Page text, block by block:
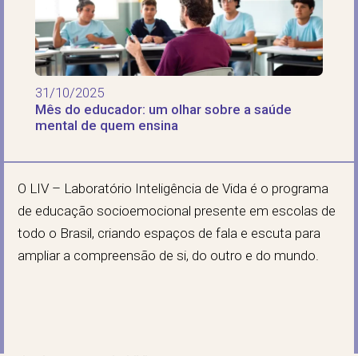
31/10/2025
Mês do educador: um olhar sobre a saúde
mental de quem ensina
O LIV – Laboratório Inteligência de Vida é o programa
de educação socioemocional presente em escolas de
todo o Brasil, criando espaços de fala e escuta para
ampliar a compreensão de si, do outro e do mundo.